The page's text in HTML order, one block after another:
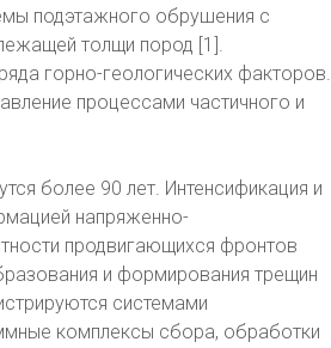
подэтажного обрушения с
толщи пород [1].
горно-геологических факторов.
процессами частичного и
более 90 лет. Интенсификация и
напряженно-
продвигающихся фронтов
и формирования трещин
системами
комплексы сбора, обработки